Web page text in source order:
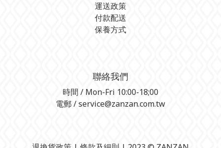
運送政策
付款配送
保養方式
聯絡我們
時間 / Mon-Fri 10:00-18;00
電郵 / service@zanzan.com.tw